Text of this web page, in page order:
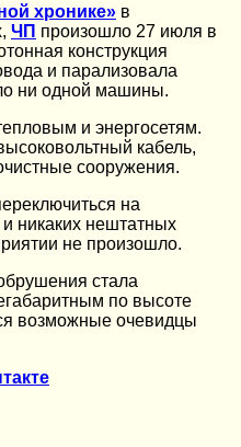
хронике» в
ЧП произошло 27 июля в
конструкция
и парализовала
ни одной машины.
и энергосетям.
кабель,
сооружения.
на
никаких нештатных
не произошло.
стала
по высоте
возможные очевидцы